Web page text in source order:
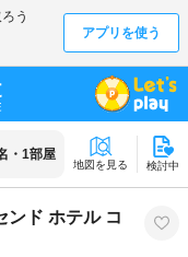
・ 1部屋
地図を見る 検討中
ンド ホテル コ